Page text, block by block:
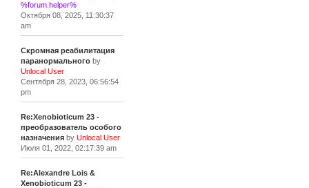
%forum.helper%
Октября 08, 2025, 11:30:37
am
Скромная реабилитация
паранормальногоby
Unlocal User
Сентября 28, 2023, 06:56:54
pm
Re:Xenobioticum 23 -
преобразователь особого
назначенияby Unlocal User
Июля 01, 2022, 02:17:39 am
Re:Alexandre Lois &
Xenobioticum 23 -